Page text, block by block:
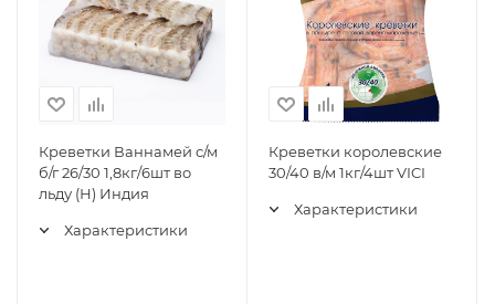
Креветки Ваннамей с/м
б/г 26/30 1,8кг/6шт во
льду (Н) Индия
Характеристики
Креветки королевские
30/40 в/м 1кг/4шт VICI
Характеристики